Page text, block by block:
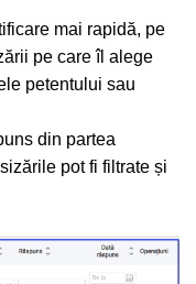
mai rapidă, pe
pe care îl alege
petentului sau
din partea
pot fi filtrate și